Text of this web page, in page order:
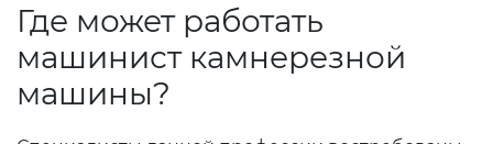
Где может работать
машинист камнерезной
машины?